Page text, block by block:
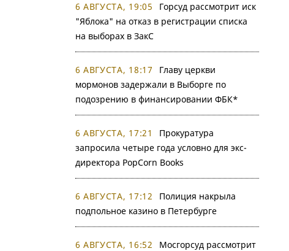
6 АВГУСТА, 19:05
Горсуд рассмотрит иск
"Яблока" на отказ в регистрации списка
на выборах в ЗакС
6 АВГУСТА, 18:17
Главу церкви
мормонов задержали в Выборге по
подозрению в финансировании ФБК*
6 АВГУСТА, 17:21
Прокуратура
запросила четыре года условно для экс-
директора PopCorn Books
6 АВГУСТА, 17:12
Полиция накрыла
подпольное казино в Петербурге
6 АВГУСТА, 16:52
Мосгорсуд рассмотрит